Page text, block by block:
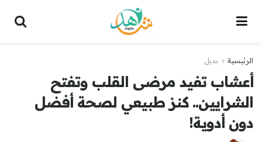
الرئيسية بديل
أعشاب تفيد مرضى القلب وتفتح
الشرايين.. كنز طبيعي لصحة أفضل
دون أدوية!